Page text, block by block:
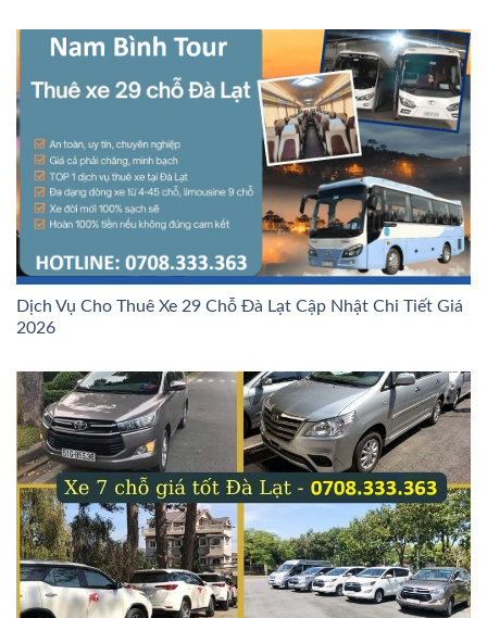
Dịch Vụ Cho Thuê Xe 29 Chỗ Đà Lạt Cập Nhật Chi Tiết Giá
2026